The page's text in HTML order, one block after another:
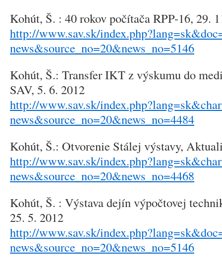
Kohút, Š. : 40 rokov počítača RPP-16, 29.
http://www.sav.sk/
news&source_no=20&news_no=5146
Kohút, Š.: Transfer IKT z výskumu do
SAV, 5. 6. 2012
http://www.sav.sk/
news&source_no=20&news_no=4484
Kohút, Š.: Otvorenie Stálej výstavy,
http://www.sav.sk/
news&source_no=20&news_no=4468
Kohút, Š. : Výstava dejín výpočtovej
25. 5. 2012
http://www.sav.sk/
news&source_no=20&news_no=5146